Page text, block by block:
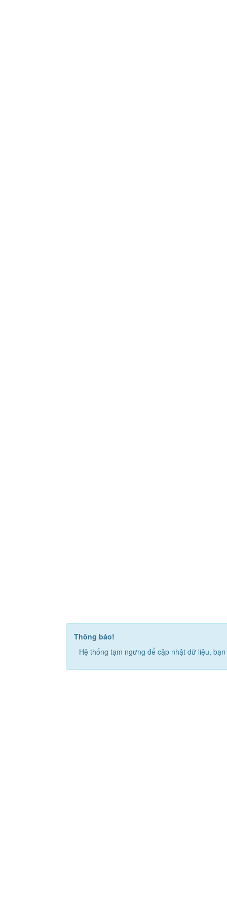
Thông báo!
Hệ thống tạm ngưng để cập nhật dữ liệu,